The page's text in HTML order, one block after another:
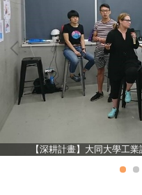
【深耕計畫】大同大學工